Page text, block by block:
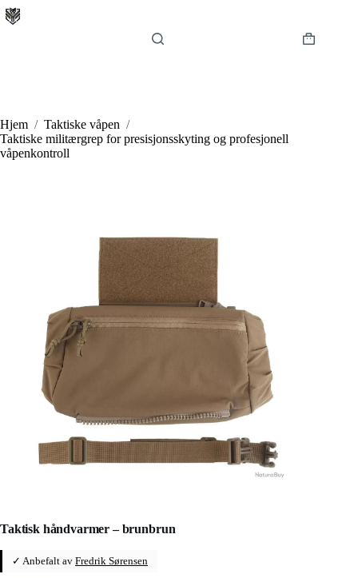
Hopp
til
Hjem / Taktiske våpen /
Taktiske militærgrep for presisjonsskyting og profesjonell
våpenkontroll
Taktisk håndvarmer – brunbrun
✓ Anbefalt av Fredrik Sørensen